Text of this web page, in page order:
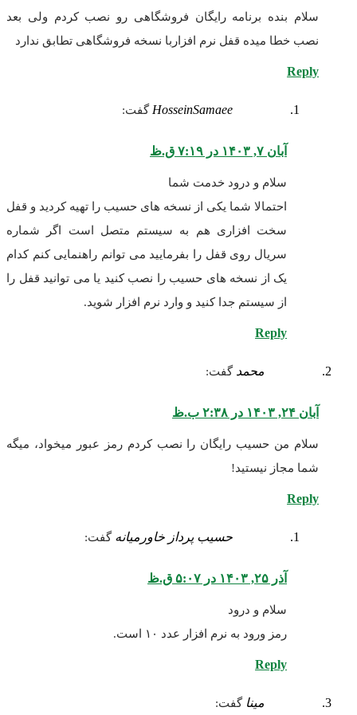
سلام بنده برنامه رایگان فروشگاهی رو نصب کردم ولی بعد
نصب خطا میده قفل نرم افزاربا نسخه فروشگاهی تطابق ندارد
Reply
HosseinSamaee گفت:
آبان ۷, ۱۴۰۳ در ۷:۱۹ ق.ظ
سلام و درود خدمت شما
احتمالا شما یکی از نسخه های حسیب را تهیه کردید و قفل
سخت افزاری هم به سیستم متصل است اگر شماره
سریال روی قفل را بفرمایید می توانم راهنمایی کنم کدام
یک از نسخه های حسیب را نصب کنید یا می توانید قفل را
از سیستم جدا کنید و وارد نرم افزار شوید.
Reply
محمد گفت:
آبان ۲۴, ۱۴۰۳ در ۲:۳۸ ب.ظ
سلام من حسیب رایگان را نصب کردم رمز عبور میخواد، میگه
شما مجاز نیستید!
Reply
حسیب پرداز خاورمیانه گفت:
آذر ۲۵, ۱۴۰۳ در ۵:۰۷ ق.ظ
سلام و درود
رمز ورود به نرم افزار عدد ۱۰ است.
Reply
مینا گفت: